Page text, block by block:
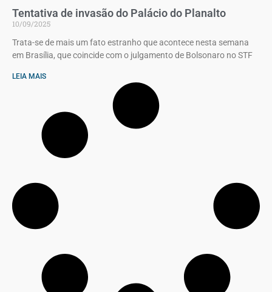
Tentativa de invasão do Palácio do Planalto
10/09/2025
Trata-se de mais um fato estranho que acontece nesta semana
em Brasília, que coincide com o julgamento de Bolsonaro no STF
LEIA MAIS